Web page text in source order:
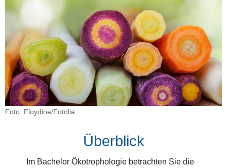
Foto: Floydine/Fotolia
Überblick
Im Bachelor Ökotrophologie betrachten Sie die